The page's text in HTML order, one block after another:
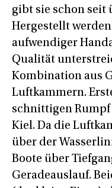
gibt sie schon seit
Hergestellt
aufwendiger
Qualität
Kombination aus
Luftkammern.
schnittigen
Kiel. Da die
über der
Boote über
Geradeauslauf.